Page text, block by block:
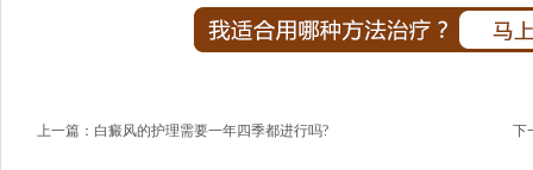
上一篇： 白癜风的护理需要一年四季都进行吗? 下